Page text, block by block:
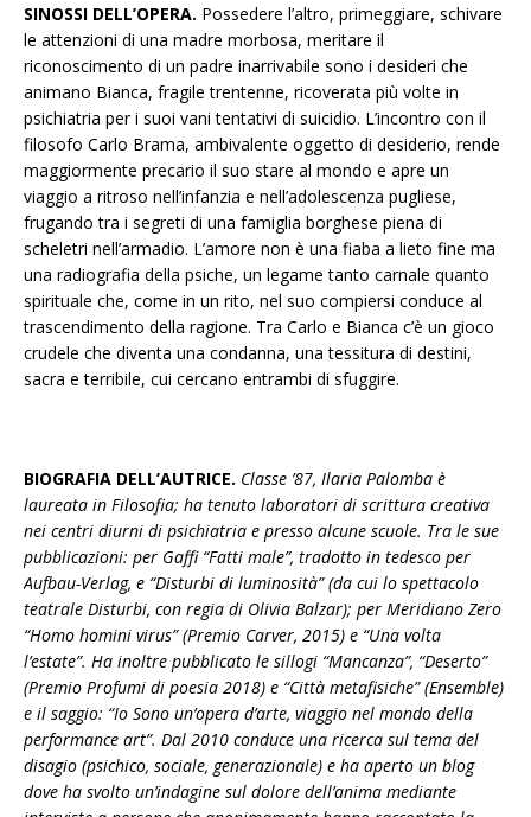
SINOSSI DELL’OPERA. Possedere l’altro, primeggiare, schivare
le attenzioni di una madre morbosa, meritare il
riconoscimento di un padre inarrivabile sono i desideri che
animano Bianca, fragile trentenne, ricoverata più volte in
psichiatria per i suoi vani tentativi di suicidio. L’incontro con il
filosofo Carlo Brama, ambivalente oggetto di desiderio, rende
maggiormente precario il suo stare al mondo e apre un
viaggio a ritroso nell’infanzia e nell’adolescenza pugliese,
frugando tra i segreti di una famiglia borghese piena di
scheletri nell’armadio. L’amore non è una fiaba a lieto fine ma
una radiografia della psiche, un legame tanto carnale quanto
spirituale che, come in un rito, nel suo compiersi conduce al
trascendimento della ragione. Tra Carlo e Bianca c’è un gioco
crudele che diventa una condanna, una tessitura di destini,
sacra e terribile, cui cercano entrambi di sfuggire.
BIOGRAFIA DELL’AUTRICE. Classe ’87, Ilaria Palomba è
laureata in Filosofia; ha tenuto laboratori di scrittura creativa
nei centri diurni di psichiatria e presso alcune scuole. Tra le sue
pubblicazioni: per Gaffi “Fatti male”, tradotto in tedesco per
Aufbau-Verlag, e “Disturbi di luminosità” (da cui lo spettacolo
teatrale Disturbi, con regia di Olivia Balzar); per Meridiano Zero
“Homo homini virus” (Premio Carver, 2015) e “Una volta
l’estate”. Ha inoltre pubblicato le sillogi “Mancanza”, “Deserto”
(Premio Profumi di poesia 2018) e “Città metafisiche” (Ensemble)
e il saggio: “Io Sono un’opera d’arte, viaggio nel mondo della
performance art”. Dal 2010 conduce una ricerca sul tema del
disagio (psichico, sociale, generazionale) e ha aperto un blog
dove ha svolto un’indagine sul dolore dell’anima mediante